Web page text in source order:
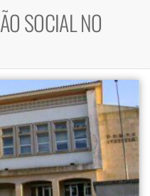
SOCIAL NO